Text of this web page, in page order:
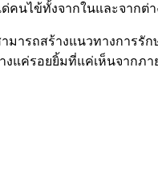
คนไข้ทั้งจากในและจากต่า
ารถสร้างแนวทางการรั
ค่รอยยิ้มที่แค่เห็นจากภา